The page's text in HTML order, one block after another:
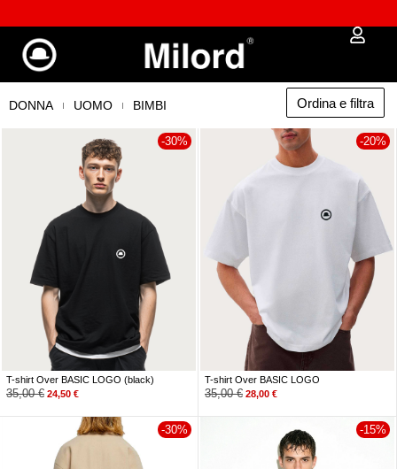
Approfitta dei Saldi | fino al - 40% OFF!
DONNA UOMO BIMBI Ordina e filtra
-30%
T-shirt Over BASIC LOGO (black)
35,00€ 24,50 €
-20%
T-shirt Over BASIC LOGO
35,00€ 28,00 €
-30% -15%